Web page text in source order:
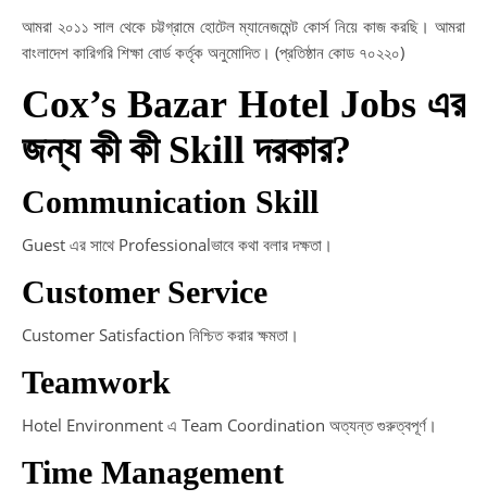
আমরা ২০১১ সাল থেকে চট্টগ্রামে হোটেল ম্যানেজমেন্ট কোর্স নিয়ে কাজ করছি। আমরা
বাংলাদেশ কারিগরি শিক্ষা বোর্ড কর্তৃক অনুমোদিত। (প্রতিষ্ঠান কোড ৭০২২০)
Cox’s Bazar Hotel Jobs এর
জন্য কী কী Skill দরকার?
Communication Skill
Guest এর সাথে Professionalভাবে কথা বলার দক্ষতা।
Customer Service
Customer Satisfaction নিশ্চিত করার ক্ষমতা।
Teamwork
Hotel Environment এ Team Coordination অত্যন্ত গুরুত্বপূর্ণ।
Time Management